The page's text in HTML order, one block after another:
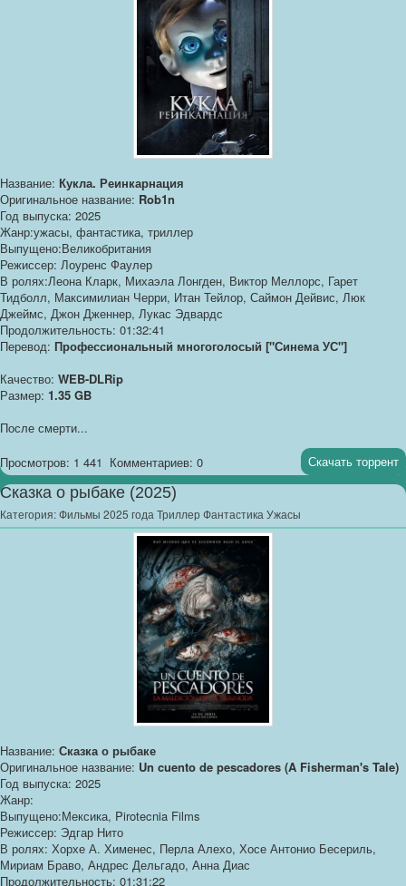
Название: Кукла. Реинкарнация
Оригинальное название: Rob1n
Год выпуска: 2025
Жанр:ужасы, фантастика, триллер
Выпущено:Великобритания
Режиссер: Лоуренс Фаулер
В ролях:Леона Кларк, Михаэла Лонгден, Виктор Меллорс, Гарет
Тидболл, Максимилиан Черри, Итан Тейлор, Саймон Дейвис, Люк
Джеймс, Джон Дженнер, Лукас Эдвардс
Продолжительность: 01:32:41
Перевод: Профессиональный многоголосый ["Синема УС"]
Качество: WEB-DLRip
Размер: 1.35 GB
После смерти...
Просмотров: 1 441 Комментариев: 0 Скачать торрент
Сказка о рыбаке (2025)
Категория:Фильмы 2025 года Триллер Фантастика Ужасы
Название: Сказка о рыбаке
Оригинальное название: Un cuento de pescadores (A Fisherman's Tale)
Год выпуска: 2025
Жанр:
Выпущено:Мексика, Pirotecnia Films
Режиссер: Эдгар Нито
В ролях: Хорхе А. Хименес, Перла Алехо, Хосе Антонио Бесериль,
Мириам Браво, Андрес Дельгадо, Анна Диас
Продолжительность: 01:31:22